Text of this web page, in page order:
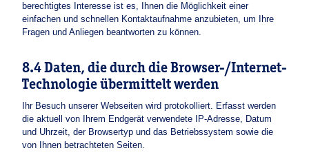
berechtigtes Interesse ist es, Ihnen die Möglichkeit einer
einfachen und schnellen Kontaktaufnahme anzubieten, um Ihre
Fragen und Anliegen beantworten zu können.
8.4 Daten, die durch die Browser-/Internet-
Technologie übermittelt werden
Ihr Besuch unserer Webseiten wird protokolliert. Erfasst werden
die aktuell von Ihrem Endgerät verwendete IP-Adresse, Datum
und Uhrzeit, der Browsertyp und das Betriebssystem sowie die
von Ihnen betrachteten Seiten.